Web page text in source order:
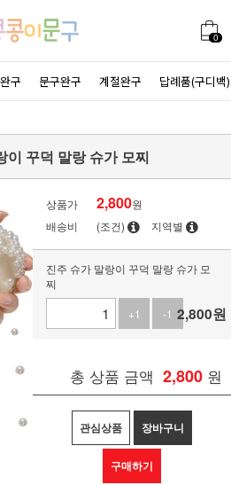
0
구 문구완구 계절완구 답례품(구디백)
이 꾸덕 말랑 슈가 모찌
상품가 2,800원
배송비
(조건) 지역별
진주 슈가 말랑이 꾸덕 말랑 슈가 모
찌
+1
-1 2,800원
총 상품 금액 2,800 원
관심상품 장바구니
구매하기